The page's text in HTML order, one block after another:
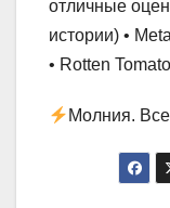
отличные
истории) •
• Rotten
Молния. Все